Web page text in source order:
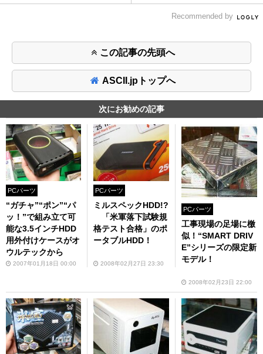
Recommended by
この記事の先頭へ
ASCII.jpトップへ
次にお勧めの記事
PCパーツ
“ガチャ”“ポン”“パ
ッ！”で組み立て可
能な3.5インチHDD
用外付けケースがオ
ウルテックから
2007年01月18日 00:00
PCパーツ
ミルスペックHDD!?
「米軍落下試験規
格テスト合格」のポ
ータブルHDD！
2008年02月27日 23:30
PCパーツ
工事現場の足場に檄
似！“SMART DRIV
E”シリーズの限定新
モデル！
2008年02月23日 22:00